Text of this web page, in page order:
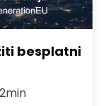
besplatni